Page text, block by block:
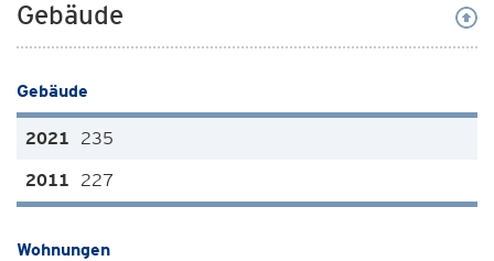
Gebäude
Gebäude
235
227
Wohnungen